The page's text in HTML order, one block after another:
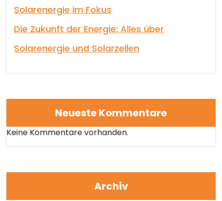
Solarenergie im Fokus
Die Zukunft der Energie: Alles über
Solarenergie und Solarzellen
Neueste Kommentare
Keine Kommentare vorhanden.
Archiv